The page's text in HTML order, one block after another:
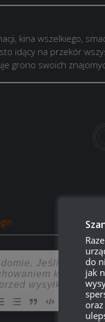
kina wszelkiego,
idący na przekór
grono swoich
do
jak